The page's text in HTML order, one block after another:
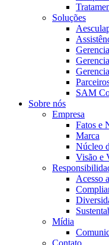
Soluções
SAM
Sobre nós
Empresa
Fatos e
Marca
Núcleo
Visão e
Acesso
Mídia